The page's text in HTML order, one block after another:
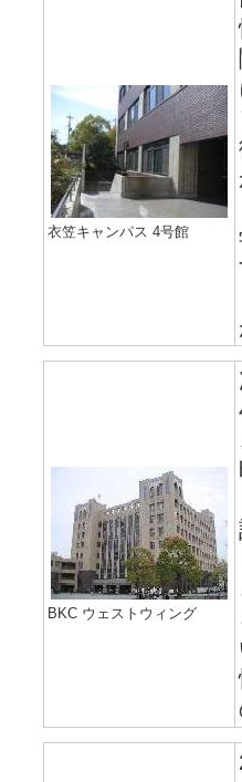
衣笠キャンパス 4号館
BKC ウェストウィング